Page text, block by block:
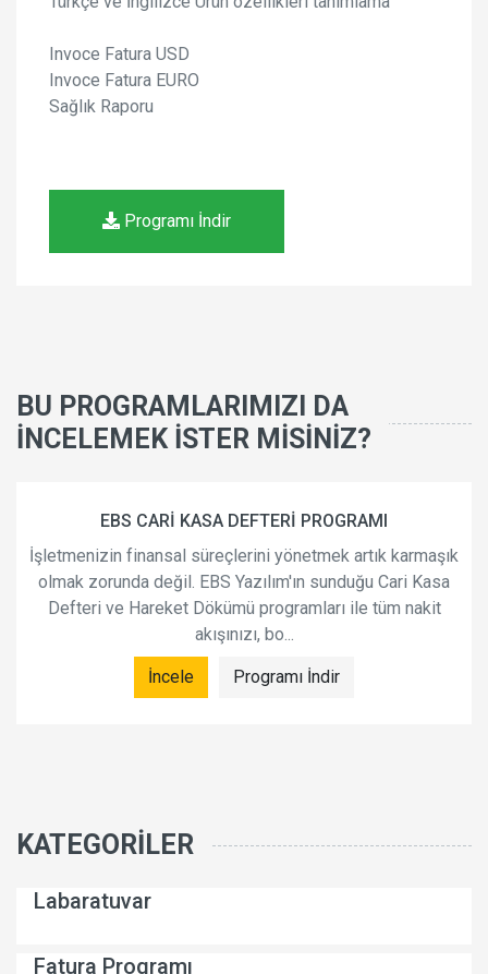
Invoce Fatura USD
Invoce Fatura EURO
Sağlık Raporu
Programı İndir
BU PROGRAMLARIMIZI DA
İNCELEMEK İSTER MİSİNİZ?
EBS CARİ KASA DEFTERİ PROGRAMI
finansal süreçlerini yönetmek artık karmaşık
değil. EBS Yazılım'ın sunduğu Cari Kasa
ve Hareket Dökümü programları ile tüm nakit
akışınızı, bo...
Programı İndir
KATEGORILER
Labaratuvar
Fatura Programı